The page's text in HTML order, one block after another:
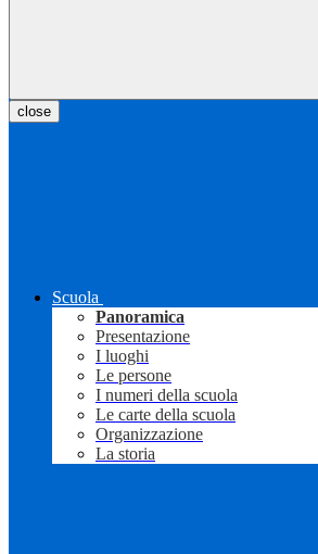
close
Scuola
Panoramica
Presentazione
I luoghi
Le persone
I numeri della scuola
Le carte della scuola
Organizzazione
La storia